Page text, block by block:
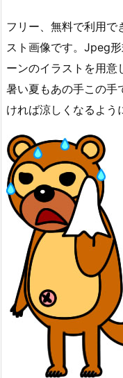
フリー、無料で利用で
スト画像です。Jpeg
ーンのイラストを用意
暑い夏もあの手この手
ければ涼しくなるよう